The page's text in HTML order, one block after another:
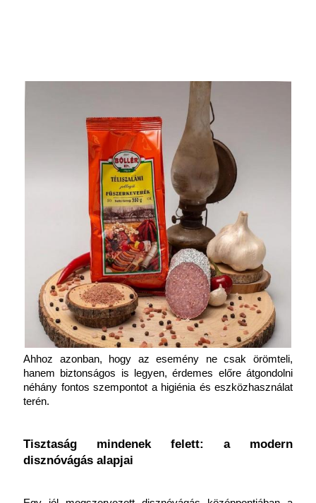
Ahhoz azonban, hogy az esemény ne csak örömteli,
hanem biztonságos is legyen, érdemes előre átgondolni
néhány fontos szempontot a higiénia és eszközhasználat
terén.
Tisztaság mindenek felett: a modern
disznóvágás alapjai